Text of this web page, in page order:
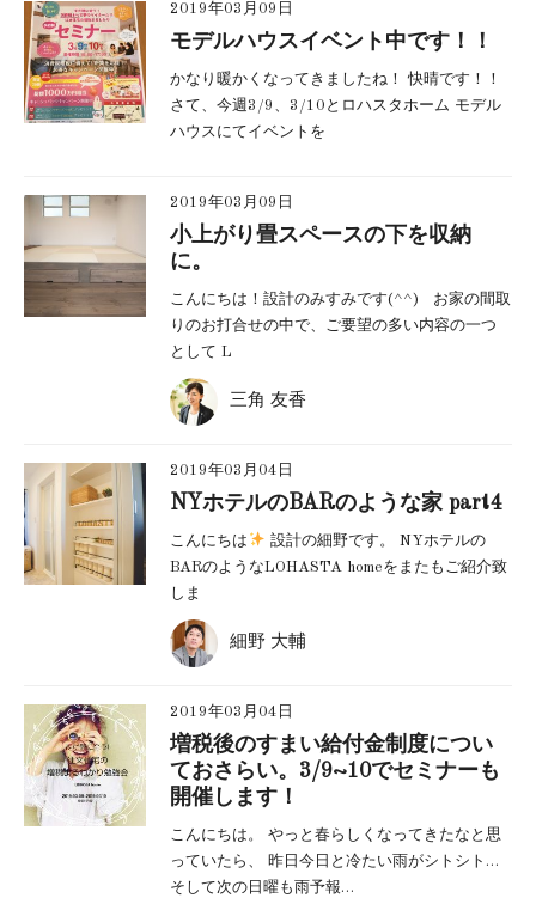
2019年03月09日
モデルハウスイベント中です！！
かなり暖かくなってきましたね！ 快晴です！！
さて、今週3/9、3/10とロハスタホーム モデル
ハウスにてイベントを
2019年03月09日
小上がり畳スペースの下を収納
に。
こんにちは！設計のみすみです(^^) お家の間取
りのお打合せの中で、ご要望の多い内容の一つ
として L
三角 友香
2019年03月04日
NYホテルのBARのような家 part4
こんにちは
設計の細野です。 NYホテルの
BARのようなLOHASTA homeをまたもご紹介致
しま
細野 大輔
2019年03月04日
増税後のすまい給付金制度につい
ておさらい。3/9~10でセミナーも
開催します！
こんにちは。 やっと春らしくなってきたなと思
っていたら、 昨日今日と冷たい雨がシトシト…
そして次の日曜も雨予報…